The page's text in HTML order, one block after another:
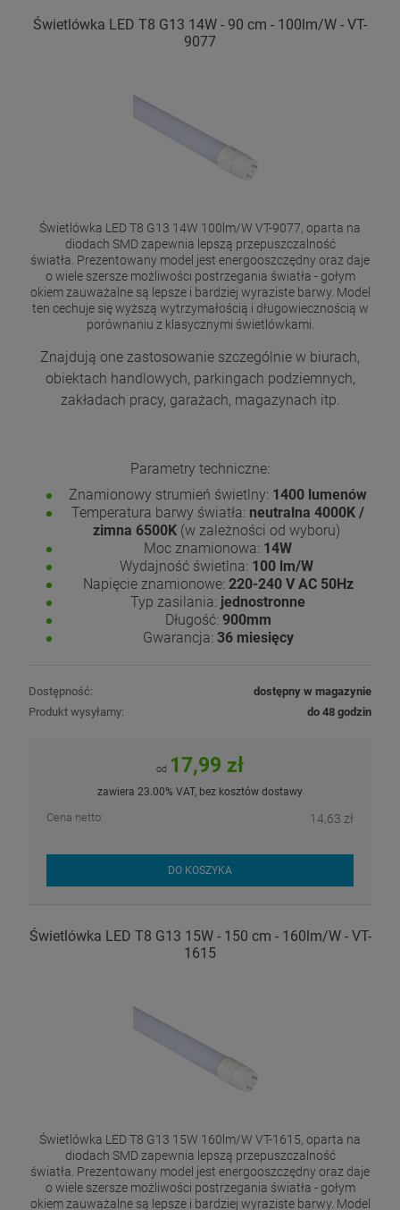
Świetlówka LED T8 G13 14W - 90 cm - 100lm/W - VT-
9077
Świetlówka LED T8 G13 14W 100lm/W VT-9077, oparta na
diodach SMD zapewnia lepszą przepuszczalność
światła. Prezentowany model jest energooszczędny oraz daje
o wiele szersze możliwości postrzegania światła - gołym
okiem zauważalne są lepsze i bardziej wyraziste barwy. Model
ten cechuje się wyższą wytrzymałością i długowiecznością w
porównaniu z klasycznymi świetlówkami.
Znajdują one zastosowanie szczególnie w biurach,
obiektach handlowych, parkingach podziemnych,
zakładach pracy, garażach, magazynach itp.
Parametry techniczne:
Znamionowy strumień świetlny: 1400 lumenów
Temperatura barwy światła: neutralna 4000K /
zimna 6500K (w zależności od wyboru)
Moc znamionowa: 14W
Wydajność świetlna: 100 lm/W
Napięcie znamionowe: 220-240 V AC 50Hz
Typ zasilania: jednostronne
Długość: 900mm
Gwarancja: 36 miesięcy
Dostępność:
dostępny w magazynie
Produkt wysyłamy:
do 48 godzin
od 17,99 zł
zawiera 23.00% VAT, bez kosztów dostawy
Cena netto: 14,63 zł
DO KOSZYKA
Świetlówka LED T8 G13 15W - 150 cm - 160lm/W - VT-
1615
Świetlówka LED T8 G13 15W 160lm/W VT-1615, oparta na
diodach SMD zapewnia lepszą przepuszczalność
światła. Prezentowany model jest energooszczędny oraz daje
o wiele szersze możliwości postrzegania światła - gołym
okiem zauważalne są lepsze i bardziej wyraziste barwy. Model